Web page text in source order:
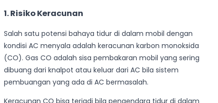
1. Risiko Keracunan
Salah satu potensi bahaya tidur di dalam mobil dengan
kondisi AC menyala adalah keracunan karbon monoksida
(CO). Gas CO adalah sisa pembakaran mobil yang sering
dibuang dari knalpot atau keluar dari AC bila sistem
pembuangan yang ada di AC bermasalah.
Keracunan CO bisa terjadi bila pengendara tidur di dalam